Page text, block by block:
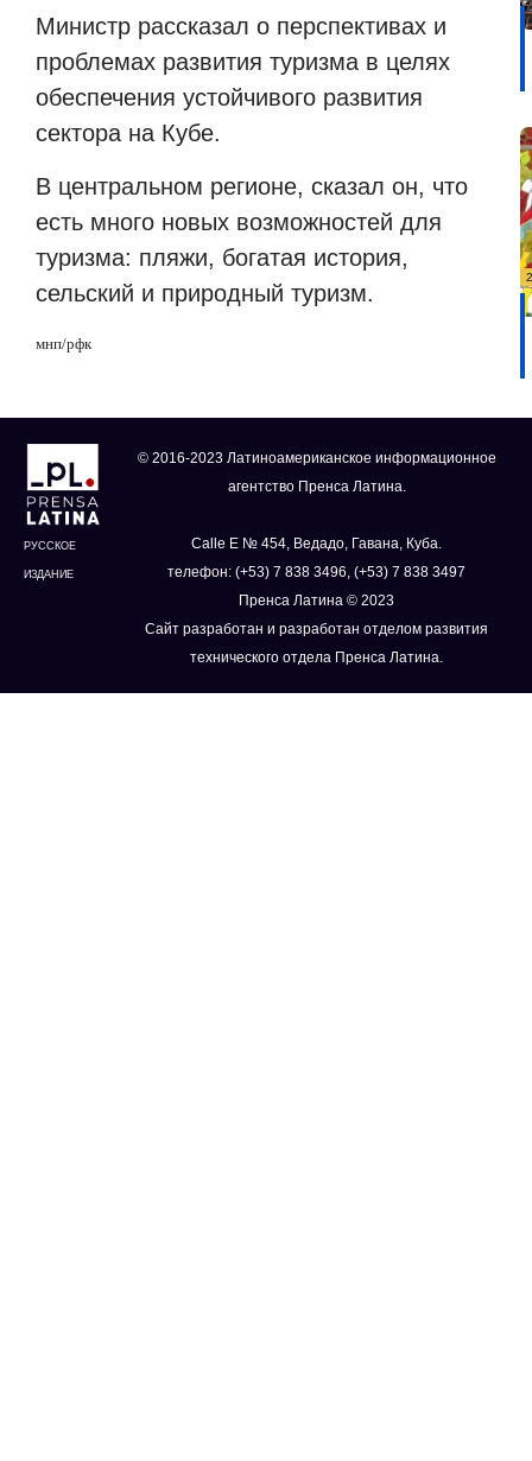
Министр рассказал о перспективах и
проблемах развития туризма в целях
обеспечения устойчивого развития
сектора на Кубе.
В центральном регионе, сказал он, что
есть много новых возможностей для
туризма: пляжи, богатая история,
сельский и природный туризм.
мнп/рфк
РУССКОЕ
ИЗДАНИЕ
© 2016-2023 Латиноамериканское информационное
агентство Пренса Латина.
Calle E № 454, Ведадо, Гавана, Куба.
телефон: (+53) 7 838 3496, (+53) 7 838 3497
Пренса Латина © 2023
Сайт разработан и разработан отделом развития
технического отдела Пренса Латина.